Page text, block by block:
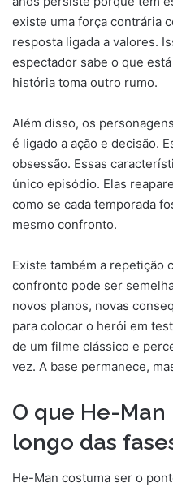
existe uma força contrária
resposta ligada a valores.
espectador sabe o que
história toma outro rumo.
Além disso, os
é ligado a ação e decisão.
obsessão. Essas
único episódio. Elas
como se cada temporada
mesmo confronto.
Existe também a repetição
confronto pode ser
novos planos, novas
para colocar o herói em
de um filme clássico e
vez. A base permanece,
O que He-
longo das
He-Man costuma ser o